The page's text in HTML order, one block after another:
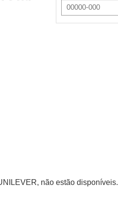
não estão disponíveis.